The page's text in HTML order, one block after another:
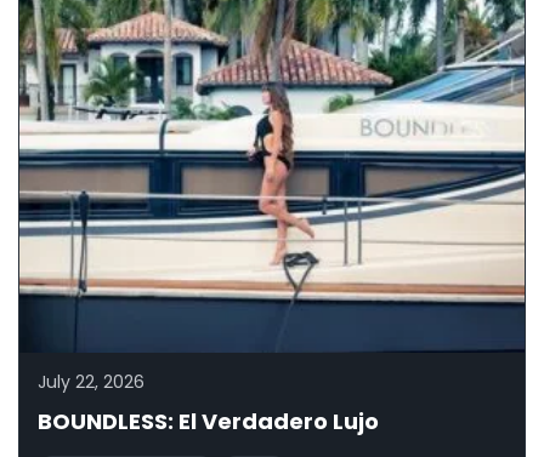
July 22, 2026
BOUNDLESS: El Verdadero Lujo